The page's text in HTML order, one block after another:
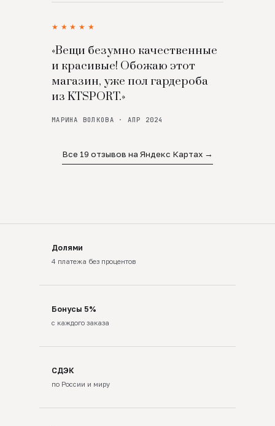
★★★★★
«Вещи безумно качественные
и красивые! Обожаю этот
магазин, уже пол гардероба
из KTSPORT.»
МАРИНА ВОЛКОВА · АПР 2024
Все 19 отзывов на Яндекс Картах →
Долями
4 платежа без процентов
Бонусы 5%
с каждого заказа
СДЭК
по России и миру